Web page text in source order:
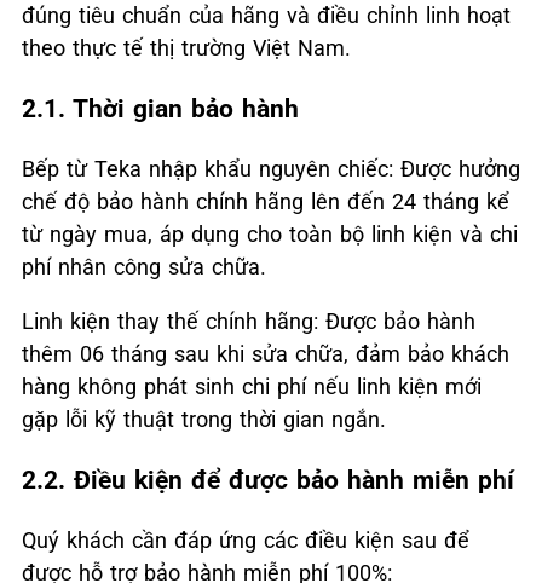
đúng tiêu chuẩn của hãng và điều chỉnh linh hoạt
theo thực tế thị trường Việt Nam.
2.1. Thời gian bảo hành
Bếp từ Teka nhập khẩu nguyên chiếc: Được hưởng
chế độ bảo hành chính hãng lên đến 24 tháng kể
từ ngày mua, áp dụng cho toàn bộ linh kiện và chi
phí nhân công sửa chữa.
Linh kiện thay thế chính hãng: Được bảo hành
thêm 06 tháng sau khi sửa chữa, đảm bảo khách
hàng không phát sinh chi phí nếu linh kiện mới
gặp lỗi kỹ thuật trong thời gian ngắn.
2.2. Điều kiện để được bảo hành miễn phí
Quý khách cần đáp ứng các điều kiện sau để
được hỗ trợ bảo hành miễn phí 100%: